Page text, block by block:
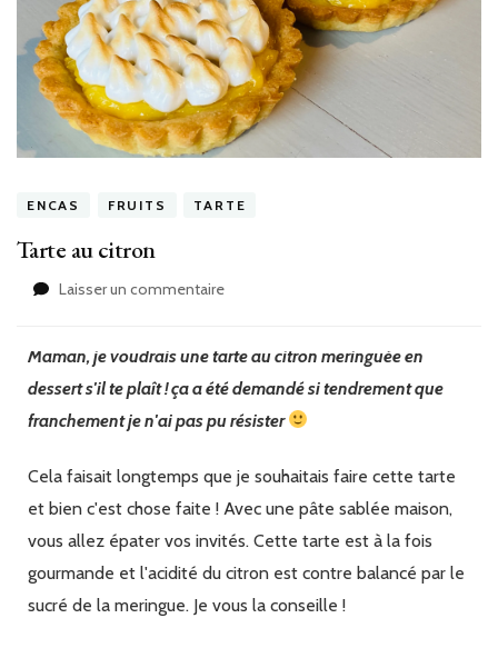
ENCAS FRUITS TARTE
Tarte au citron
Laisser un commentairesur
citron
Maman, je voudrais une tarte au citron meringuée en
dessert s'il te plaît ! ça a été demandé si tendrement que
franchement je n'ai pas pu résister
Cela faisait longtemps que je souhaitais faire cette tarte
et bien c'est chose faite ! Avec une pâte sablée maison,
vous allez épater vos invités. Cette tarte est à la fois
gourmande et l'acidité du citron est contre balancé par le
sucré de la meringue. Je vous la conseille !